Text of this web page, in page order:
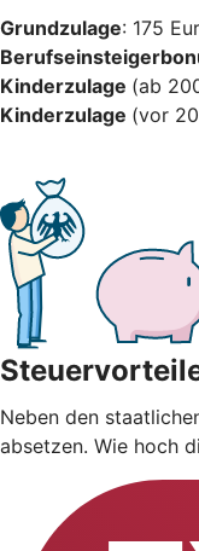
Grundzulage: 175
Kinderzulage (ab
Kinderzulage (vor
Neben den
absetzen. Wie hoch